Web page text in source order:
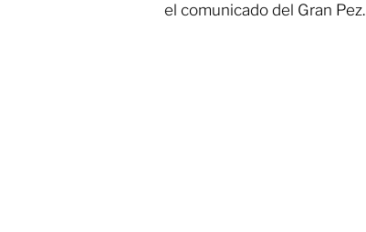
el comunicado del Gran Pez.